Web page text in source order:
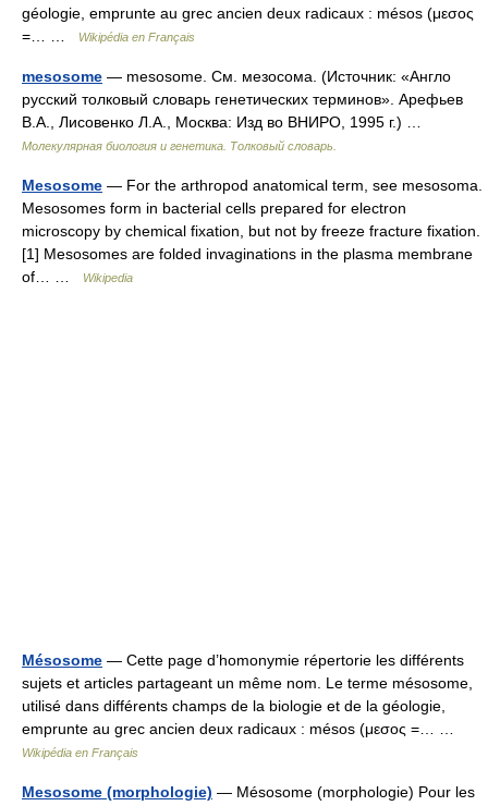
géologie, emprunte au grec ancien deux radicaux : mésos (μεσος
=… …
Wikipédia en Français
mesosome — mesosome. См. мезосома. (Источник: «Англо
русский толковый словарь генетических терминов». Арефьев
В.А., Лисовенко Л.А., Москва: Изд во ВНИРО, 1995 г.) …
Молекулярная биология и генетика. Толковый словарь.
Mesosome — For the arthropod anatomical term, see mesosoma.
Mesosomes form in bacterial cells prepared for electron
microscopy by chemical fixation, but not by freeze fracture fixation.
[1] Mesosomes are folded invaginations in the plasma membrane
of… …
Wikipedia
Mésosome — Cette page d’homonymie répertorie les différents
sujets et articles partageant un même nom. Le terme mésosome,
utilisé dans différents champs de la biologie et de la géologie,
emprunte au grec ancien deux radicaux : mésos (μεσος =… …
Wikipédia en Français
Mesosome (morphologie) — Mésosome (morphologie) Pour les